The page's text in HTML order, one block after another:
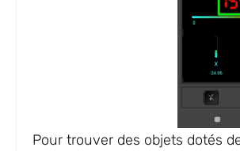
Pour trouver des objets dotés